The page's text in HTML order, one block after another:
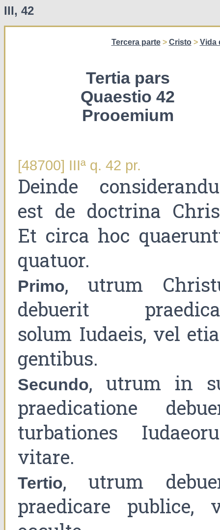
III, 42
Tercera parte> Cristo> Vida
Tertia pars
Quaestio 42
Prooemium
[48700] IIIª q. 42 pr.
Deinde
est de doctrina
Et circa hoc
quatuor.
Primo, utrum
debuerit
solum Iudaeis, vel
gentibus.
Secundo, utrum in
praedicatione
turbationes
vitare.
Tertio, utrum
praedicare publice,